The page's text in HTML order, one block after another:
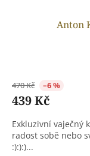
Anton
470 Kč –6 %
439 Kč
Exkluzivní vaječný
radost sobě nebo
:):):)...